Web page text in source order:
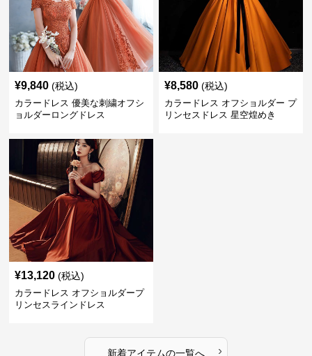
¥9,840 (税込)
カラードレス 優美な刺繍オフシ
ョルダーロングドレス
¥8,580 (税込)
カラードレス オフショルダー プ
リンセスドレス 星空煌めき
¥13,120 (税込)
カラードレス オフショルダープ
リンセスラインドレス
新着アイテムの一覧へ ›